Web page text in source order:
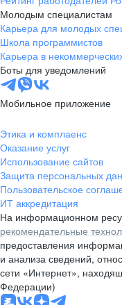
Молодым специалистам
Карьера для молодых
Школа программистов
Карьера в
Боты для уведомлений
Мобильное приложение
Этика и комплаенс
Оказание услуг
Использование сайтов
Защита персональных
Пользовательское
ИТ аккредитация
На информационном
рекомендательные
предоставления
и анализа сведений,
сети «Интернет»,
Федерации)